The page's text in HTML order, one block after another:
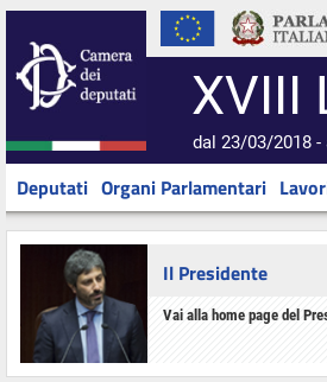
XVIII
dal 23/03/2018
Deputati Organi Parlamentari
Il Presidente
Vai alla home page del